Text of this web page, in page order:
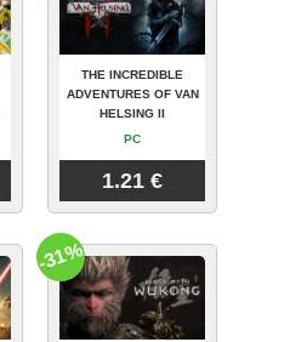
THE INCREDIBLE
ADVENTURES OF VAN
HELSING II
PC
1.21 €
-31%